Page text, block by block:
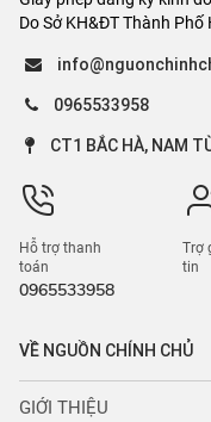
Do Sở KH&ĐT Thành
0965533958
CT1 BẮC HÀ, NAM
Hỗ trợ thanh
toán
0965533958
Trợ
tin
VỀ NGUỒN CHÍNH CHỦ
GIỚI THIỆU